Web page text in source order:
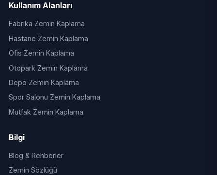
Kullanım Alanları
Fabrika Zemin Kaplama
Hastane Zemin Kaplama
Ofis Zemin Kaplama
Otopark Zemin Kaplama
Depo Zemin Kaplama
Spor Salonu Zemin Kaplama
Mutfak Zemin Kaplama
Bilgi
Blog & Rehberler
Zemin Sözlüğü